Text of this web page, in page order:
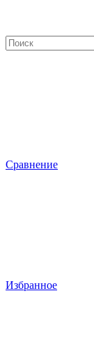
Сравнение
Избранное